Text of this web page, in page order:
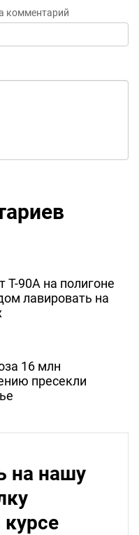
комментарий
Т-90А на полигоне
лавировать на
16 млн
пресекли
на нашу
курсе